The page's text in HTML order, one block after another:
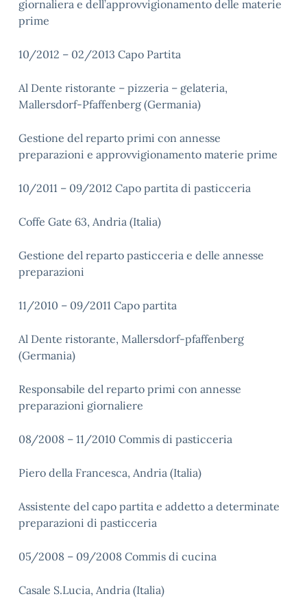
giornaliera e dell’approvvigionamento delle materie
prime
10/2012 – 02/2013 Capo Partita
Al Dente ristorante – pizzeria – gelateria,
Mallersdorf-Pfaffenberg (Germania)
Gestione del reparto primi con annesse
preparazioni e approvvigionamento materie prime
10/2011 – 09/2012 Capo partita di pasticceria
Coffe Gate 63, Andria (Italia)
Gestione del reparto pasticceria e delle annesse
preparazioni
11/2010 – 09/2011 Capo partita
Al Dente ristorante, Mallersdorf-pfaffenberg
(Germania)
Responsabile del reparto primi con annesse
preparazioni giornaliere
08/2008 – 11/2010 Commis di pasticceria
Piero della Francesca, Andria (Italia)
Assistente del capo partita e addetto a determinate
preparazioni di pasticceria
05/2008 – 09/2008 Commis di cucina
Casale S.Lucia, Andria (Italia)